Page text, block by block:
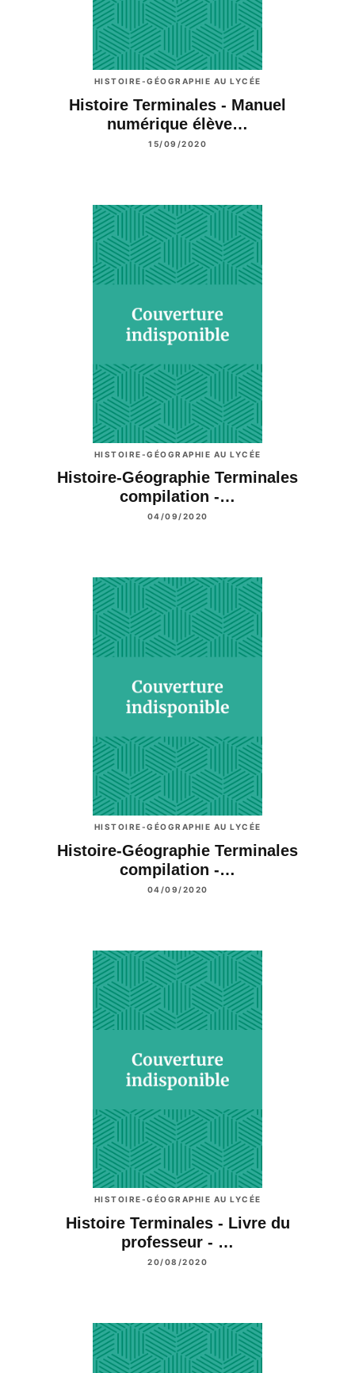
HISTOIRE-GÉOGRAPHIE AU LYCÉE
Histoire Terminales - Manuel
numérique élève…
15/09/2020
HISTOIRE-GÉOGRAPHIE AU LYCÉE
Histoire-Géographie Terminales
compilation -…
04/09/2020
HISTOIRE-GÉOGRAPHIE AU LYCÉE
Histoire-Géographie Terminales
compilation -…
04/09/2020
HISTOIRE-GÉOGRAPHIE AU LYCÉE
Histoire Terminales - Livre du
professeur - …
20/08/2020